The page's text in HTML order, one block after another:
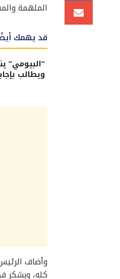
الملهمة
قد يهمك
“البيومي”
ويطالب
وأضاف